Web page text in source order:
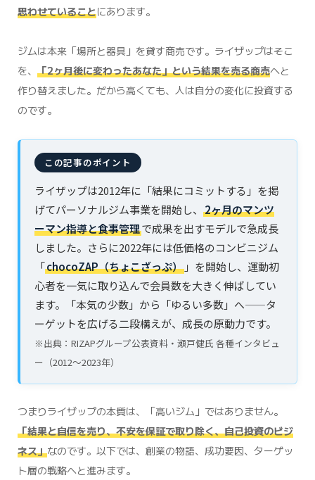
思わせていることにあります。
ジムは本来「場所と器具」を貸す商売です。ライザップはそこ
を、 「2ヶ月後に変わったあなた」という結果を売る商売へと
作り替えました。だから高くても、人は自分の変化に投資する
のです。
ライザップは2012年に「結果にコミットする」を掲
げてパーソナルジム事業を開始し、 2ヶ月のマンツ
ーマン指導と食事管理で成果を出すモデルで急成長
しました。さらに2022年には低価格のコンビニジム
「chocoZAP（ちょこざっぷ）」を開始し、運動初
心者を一気に取り込んで会員数を大きく伸ばしてい
ます。「本気の少数」から「ゆるい多数」へ——タ
ーゲットを広げる二段構えが、成長の原動力です。
※出典：RIZAPグループ公表資料・瀬戸健氏 各種インタビュ
ー（2012〜2023年）
つまりライザップの本質は、「高いジム」ではありません。
「結果と自信を売り、不安を保証で取り除く、自己投資のビジ
ネス」なのです。以下では、創業の物語、成功要因、ターゲッ
ト層の戦略へと進みます。